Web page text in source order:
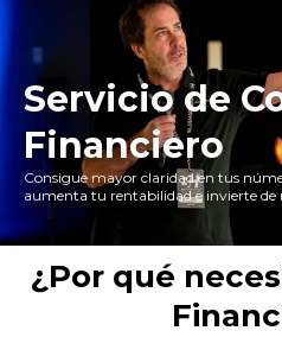
Servicio de
Financiero
Consigue mayor claridad en tus
aumenta tu rentabilidad e invierte
¿Por qué